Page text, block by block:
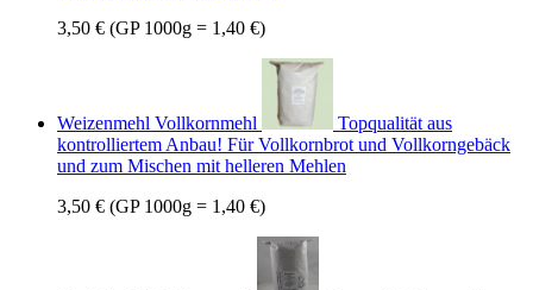
3,50 € (GP 1000g = 1,40 €)
Weizenmehl Vollkornmehl
Topqualität aus
kontrolliertem Anbau! Für Vollkornbrot und Vollkorngebäck
und zum Mischen mit helleren Mehlen
3,50 € (GP 1000g = 1,40 €)